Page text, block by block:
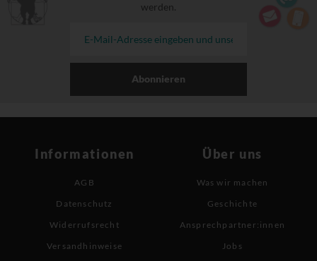
werden.
Abonnieren
Informationen
AGB
Datenschutz
Widerrufsrecht
Versandhinweise
Über uns
Was wir machen
Geschichte
Ansprechpartner:innen
Jobs